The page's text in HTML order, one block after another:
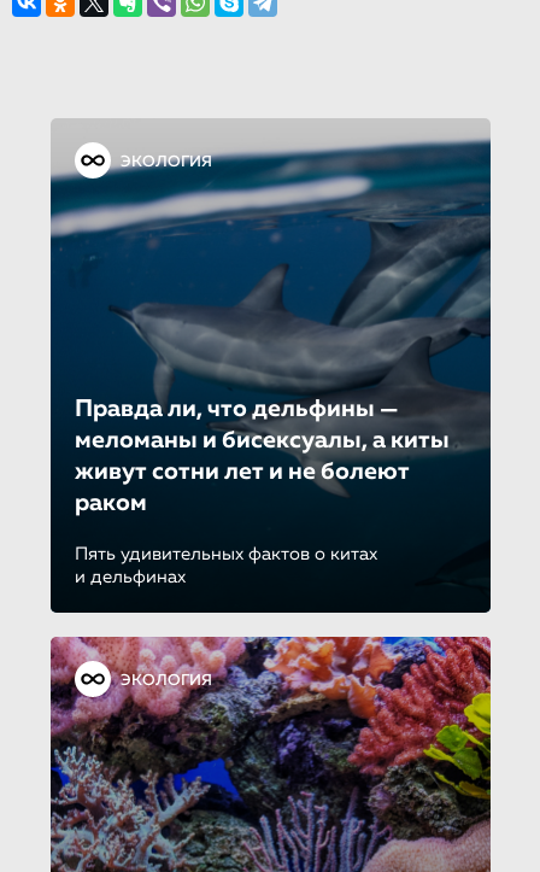
ЭКОЛОГИЯ
Правда ли, что дельфины —
меломаны и бисексуалы, а киты
живут сотни лет и не болеют
раком
Пять удивительных фактов о китах
и дельфинах
ЭКОЛОГИЯ